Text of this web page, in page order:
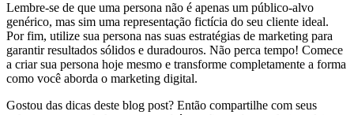
Lembre-se de que uma persona não é apenas um público-alvo
genérico, mas sim uma representação fictícia do seu cliente ideal.
Por fim, utilize sua persona nas suas estratégias de marketing para
garantir resultados sólidos e duradouros. Não perca tempo! Comece
a criar sua persona hoje mesmo e transforme completamente a forma
como você aborda o marketing digital.
Gostou das dicas deste blog post? Então compartilhe com seus